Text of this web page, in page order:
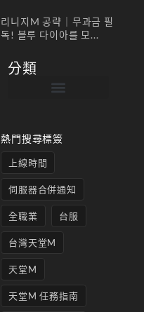
리니지M 공략｜무과금 필
독! 블루 다이아를 모...
分類
熱門搜尋標簽
上線時間
伺服器合併通知
全職業 台服
台灣天堂M
天堂M
天堂M 任務指南